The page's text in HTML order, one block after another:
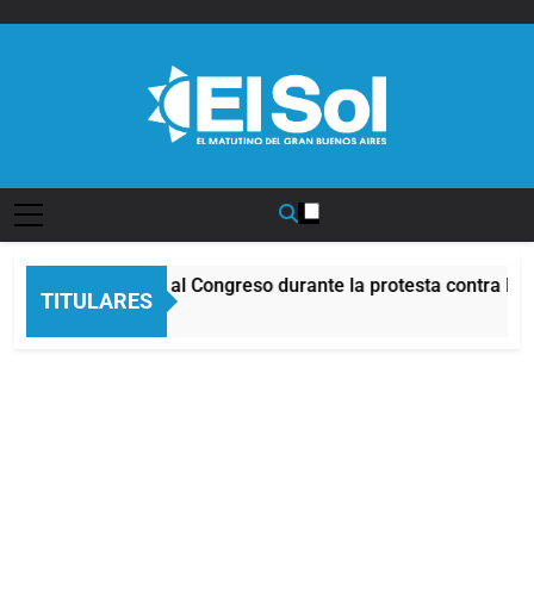
TITULARES
frente al Congreso durante la protesta contra la Ley
Atrás